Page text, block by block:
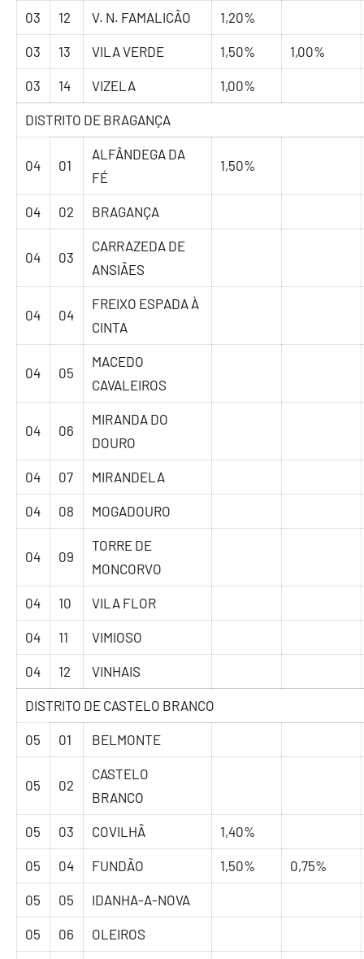
03 12 V. N. FAMALICÃO 1,20%
03 13 VILA VERDE 1,50% 1,00%
03 14 VIZELA 1,00%
DISTRITO DE BRAGANÇA
04 01
ALFÂNDEGA DA
FÉ
1,50%
04 02 BRAGANÇA
04 03
CARRAZEDA DE
ANSIÃES
04 04
FREIXO ESPADA À
CINTA
04 05
MACEDO
CAVALEIROS
04 06
MIRANDA DO
DOURO
04 07 MIRANDELA
04 08 MOGADOURO
04 09
TORRE DE
MONCORVO
04 10 VILA FLOR
04 11 VIMIOSO
04 12 VINHAIS
DISTRITO DE CASTELO BRANCO
05 01 BELMONTE
05 02
CASTELO
BRANCO
05 03 COVILHÃ 1,40%
05 04 FUNDÃO 1,50% 0,75%
05 05 IDANHA-A-NOVA
05 06 OLEIROS